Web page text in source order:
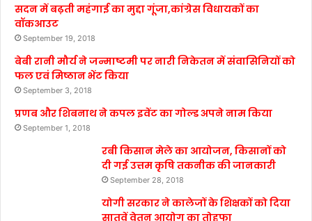
सदन में बढ़ती महंगाई का मुद्दा गूंजा,कांग्रेस विधायकों का
वॉकआउट
September 19, 2018
बेबी रानी मौर्य ने जन्माष्टमी पर नारी निकेतन में संवासिनियों को
फल एवं मिष्ठान भेंट किया
September 3, 2018
प्रणब और शिबनाथ ने कपल इवेंट का गोल्ड अपने नाम किया
September 1, 2018
रबी किसान मेले का आयोजन, किसानों को
दी गई उत्तम कृषि तकनीक की जानकारी
September 28, 2018
योगी सरकार ने कालेजों के शिक्षकों को दिया
सातवें वेतन आयोग का तोहफा